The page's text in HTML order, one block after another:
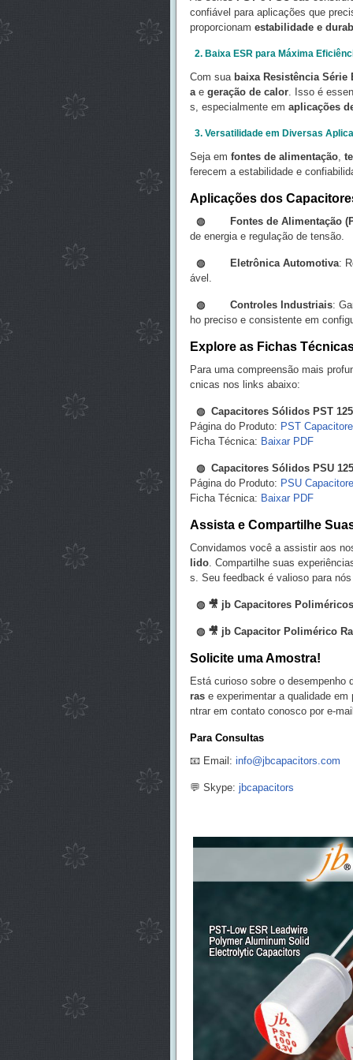
confiável para aplicações que
proporcionam estabilidade e
2. Baixa ESR para Máxima
Com sua baixa Resistência Série
ae geração de calor. Isso é
s, especialmente em aplicações
3. Versatilidade em Diversas
Seja em fontes de alimentação,
ferecem a estabilidade e
Aplicações dos
◍ Fontes de Alimentação
de energia e regulação de tensão.
◍ Eletrônica Automotiva:
ável.
◍ Controles Industriais:
ho preciso e consistente em
Explore as Fichas
Para uma compreensão mais
cnicas nos links abaixo:
◍ Capacitores Sólidos PST
Página do Produto: PST
Ficha Técnica: Baixar PDF
◍ Capacitores Sólidos PSU
Página do Produto: PSU
Ficha Técnica: Baixar PDF
Assista e Compartilhe
Convidamos você a assistir aos
lido. Compartilhe suas
s. Seu feedback é valioso para
◍ 🎥 jb Capacitores
◍ 🎥 jb Capacitor Polimérico
Solicite uma Amostra!
Está curioso sobre o
rase experimentar a qualidade em
ntrar em contato conosco por e-
Para Consultas
📧 Email: info@jbcapacitors.com
💬 Skype: jbcapacitors